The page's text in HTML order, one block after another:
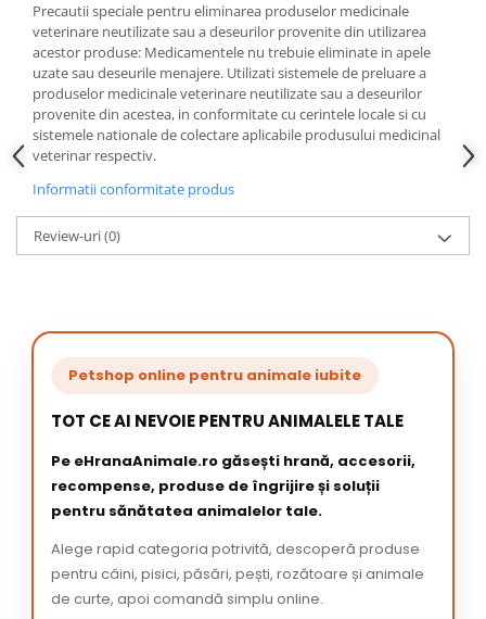
Precautii speciale pentru eliminarea produselor medicinale
veterinare neutilizate sau a deseurilor provenite din utilizarea
acestor produse: Medicamentele nu trebuie eliminate in apele
uzate sau deseurile menajere. Utilizati sistemele de preluare a
produselor medicinale veterinare neutilizate sau a deseurilor
provenite din acestea, in conformitate cu cerintele locale si cu
sistemele nationale de colectare aplicabile produsului medicinal
veterinar respectiv.
Informatii conformitate produs
Review-uri(0)
Petshop online pentru animale iubite
TOT CE AI NEVOIE PENTRU ANIMALELE TALE
Pe eHranaAnimale.ro găsești hrană, accesorii,
recompense, produse de îngrijire și soluții
pentru sănătatea animalelor tale.
Alege rapid categoria potrivită, descoperă produse
pentru câini, pisici, păsări, pești, rozătoare și animale
de curte, apoi comandă simplu online.